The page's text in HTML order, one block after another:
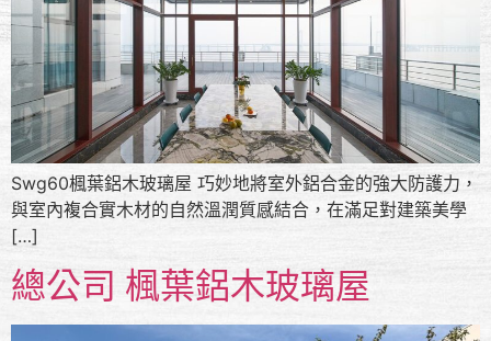
Swg60楓葉鋁木玻璃屋 巧妙地將室外鋁合金的強大防護力，
與室內複合實木材的自然溫潤質感結合，在滿足對建築美學
[…]
總公司 楓葉鋁木玻璃屋